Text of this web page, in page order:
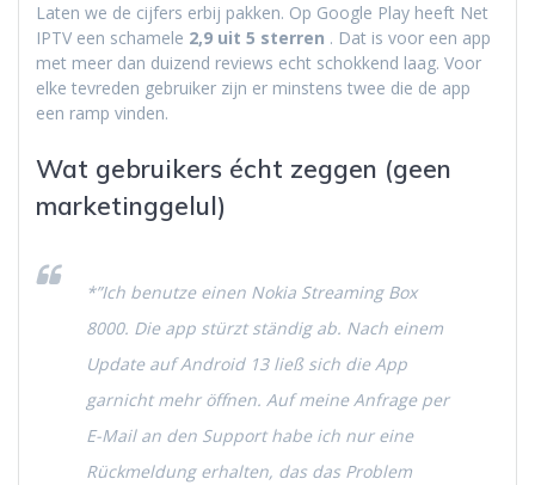
Laten we de cijfers erbij pakken. Op Google Play heeft Net
IPTV een schamele 2,9 uit 5 sterren . Dat is voor een app
met meer dan duizend reviews echt schokkend laag. Voor
elke tevreden gebruiker zijn er minstens twee die de app
een ramp vinden.
Wat gebruikers écht zeggen (geen
marketinggelul)
*”Ich benutze einen Nokia Streaming Box
8000. Die app stürzt ständig ab. Nach einem
Update auf Android 13 ließ sich die App
garnicht mehr öffnen. Auf meine Anfrage per
E-Mail an den Support habe ich nur eine
Rückmeldung erhalten, das das Problem